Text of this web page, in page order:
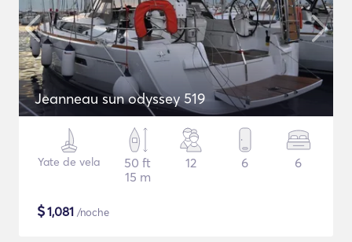
Jeanneau sun odyssey 519
Yate de vela
50 ft
15 m
12 6 6
$1,081 /noche